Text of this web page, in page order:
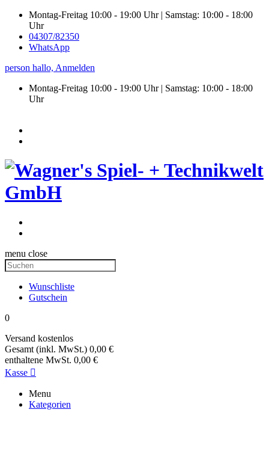
Montag-Freitag 10:00 - 19:00 Uhr | Samstag: 10:00 - 18:00
Uhr
04307/82350
WhatsApp
person hallo, Anmelden
Montag-Freitag 10:00 - 19:00 Uhr | Samstag: 10:00 - 18:00
Uhr
menu close
Wunschliste
Gutschein
0
Versand kostenlos
Gesamt (inkl. MwSt.) 0,00 €
enthaltene MwSt. 0,00 €
Kasse 
Menu
Kategorien